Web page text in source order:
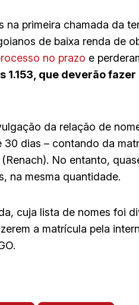
na primeira chamada da
de baixa renda de
no prazo e
1.153, que deverão
da relação de
dias – contando da
No entanto,
na mesma quantidade.
cuja lista de nomes foi
a matrícula pela